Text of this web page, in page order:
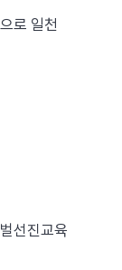
로 일천
선진교육